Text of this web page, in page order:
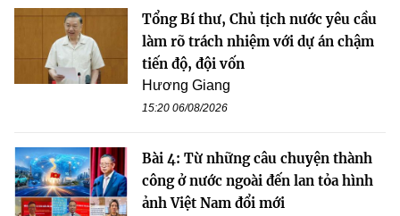
Tổng Bí thư, Chủ tịch nước yêu cầu
làm rõ trách nhiệm với dự án chậm
tiến độ, đội vốn
Hương Giang
15:20 06/08/2026
Bài 4: Từ những câu chuyện thành
công ở nước ngoài đến lan tỏa hình
ảnh Việt Nam đổi mới